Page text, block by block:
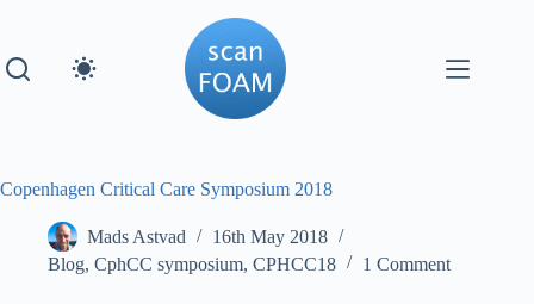
Copenhagen Critical Care Symposium 2018
Mads Astvad
16th May 2018
Blog, CphCC symposium, CPHCC18 1 Comment